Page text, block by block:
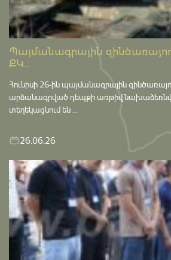
Պայմանագրային
ՔԿ...
Հունիսի 26-ին պայմանագրային
արձանագրված դեպքի առթիվ
տեղեկացնում են ...
26.06.26